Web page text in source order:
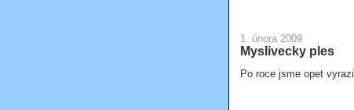
1. února 2009
Myslivecky ples
Po roce jsme opet